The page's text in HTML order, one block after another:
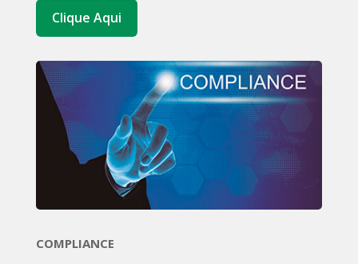
Clique Aqui
COMPLIANCE